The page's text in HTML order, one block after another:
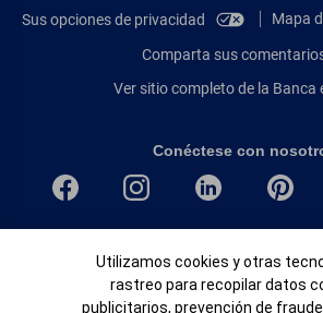
Sus opciones de privacidad
Mapa
Comparta sus
Ver sitio completo de la Banca
Conéctese con
Igualdad de oportunidades en préstamos
© 2026 Bank of America
Banner de Cookies
Utilizamos cookies y otras
rastreo para recopilar datos
publicitarios, prevención de